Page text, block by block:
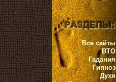
Все сайты
ВТО
Гадания
Гипноз
Духи